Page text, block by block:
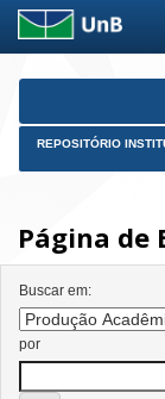
Skip
REPOSITÓRIO
Página de
Buscar em:
por